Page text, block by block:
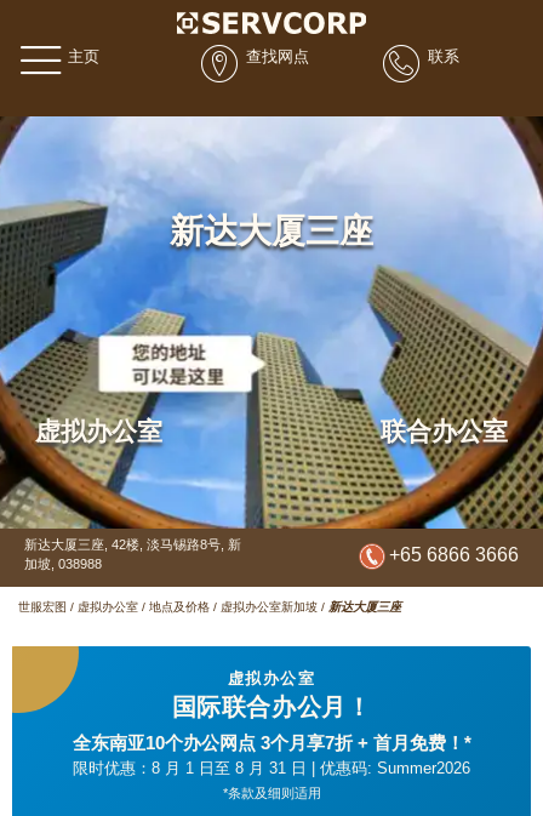
主页 查找网点 联系
新达大厦三座
虚拟办公室 联合办公室
新达大厦三座, 42楼, 淡马锡路8号, 新
加坡, 038988 +65 6866 3666
世服宏图 / 虚拟办公室 / 地点及价格 / 虚拟办公室新加坡 / 新达大厦三座
虚拟办公室
国际联合办公月！
全东南亚10个办公网点 3个月享7折 + 首月免费！*
限时优惠：8 月 1 日至 8 月 31 日 | 优惠码: Summer2026
*条款及细则适用